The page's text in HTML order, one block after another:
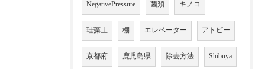
NegativePressure 菌類 キノコ
珪藻土 棚 エレベーター アトピー
京都府 鹿児島県 除去方法 Shibuya